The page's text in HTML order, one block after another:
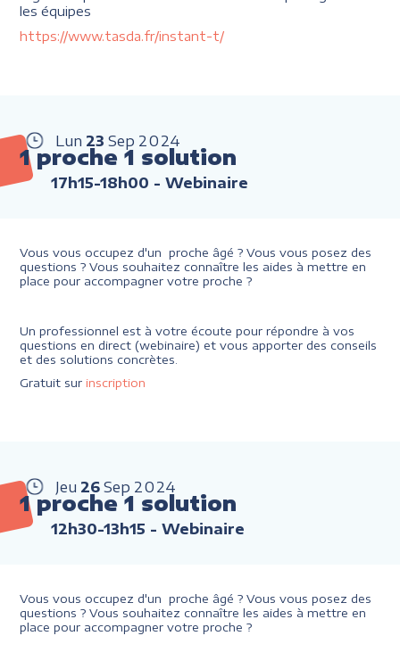
les équipes
https://www.tasda.fr/instant-t/
Lun 23 Sep 2024
1 proche 1 solution
17h15-18h00 - Webinaire
Vous vous occupez d'un proche âgé ? Vous vous posez des
questions ? Vous souhaitez connaître les aides à mettre en
place pour accompagner votre proche ?
Un professionnel est à votre écoute pour répondre à vos
questions en direct (webinaire) et vous apporter des conseils
et des solutions concrètes.
Gratuit sur inscription
Jeu 26 Sep 2024
1 proche 1 solution
12h30-13h15 - Webinaire
Vous vous occupez d'un proche âgé ? Vous vous posez des
questions ? Vous souhaitez connaître les aides à mettre en
place pour accompagner votre proche ?